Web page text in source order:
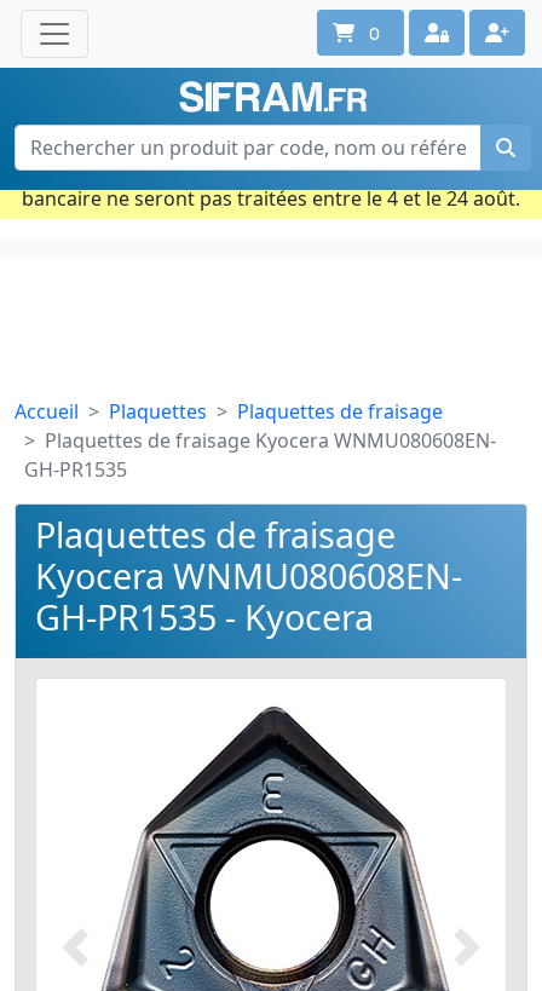
Une question ? Un conseil ?
Contactez-nous au 02 40 92 17 71
Ouvert du lun. au vend. de 08h à 18h
Période estivale : Les commandes prises par carte
bancaire ne seront pas traitées entre le 4 et le 24 août.
0
Accueil Plaquettes
Plaquettes de fraisage
Plaquettes de fraisage Kyocera WNMU080608EN-
GH-PR1535
Plaquettes de fraisage
Kyocera WNMU080608EN-
GH-PR1535 - Kyocera
Précédent Suivant